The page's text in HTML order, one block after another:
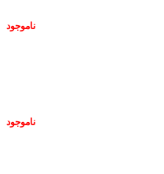
ناموجود
ناموجود